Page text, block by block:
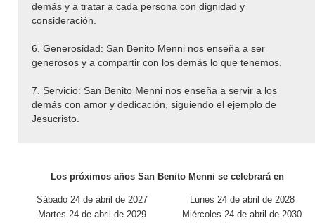
demás y a tratar a cada persona con dignidad y
consideración.
6. Generosidad: San Benito Menni nos enseña a ser
generosos y a compartir con los demás lo que tenemos.
7. Servicio: San Benito Menni nos enseña a servir a los
demás con amor y dedicación, siguiendo el ejemplo de
Jesucristo.
Los próximos años San Benito Menni se celebrará en
Sábado 24 de abril de 2027
Lunes 24 de abril de 2028
Martes 24 de abril de 2029
Miércoles 24 de abril de 2030